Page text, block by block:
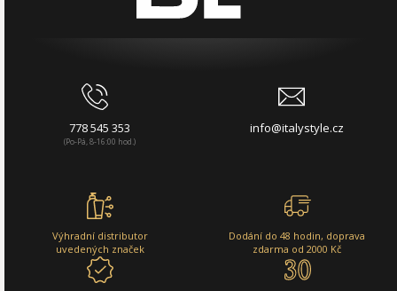
778 545 353
(Po-Pá, 8-16:00 hod.)
info@italystyle.cz
Výhradní distributor
uvedených značek
Dodání do 48 hodin, doprava
zdarma od 2000 Kč